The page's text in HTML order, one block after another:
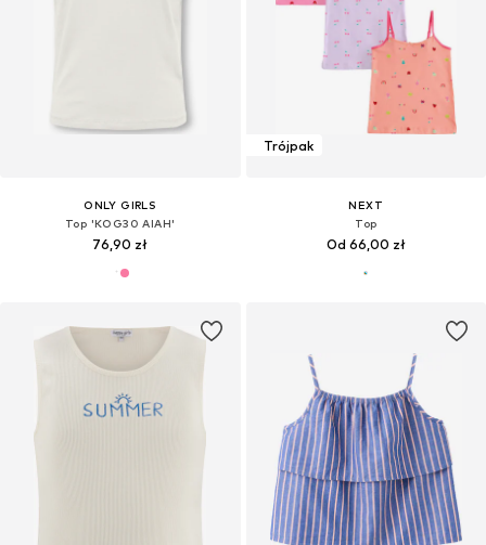
ONLY GIRLS
Top 'KOG30 AIAH'
76,90 zł
Trójpak
NEXT
Top
Od 66,00 zł